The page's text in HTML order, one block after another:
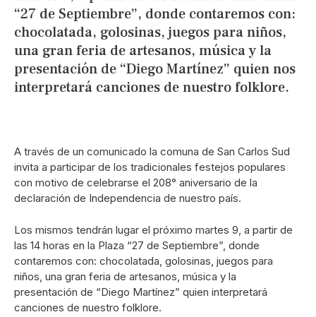
“27 de Septiembre”, donde contaremos con:
chocolatada, golosinas, juegos para niños,
una gran feria de artesanos, música y la
presentación de “Diego Martínez” quien nos
interpretará canciones de nuestro folklore.
A través de un comunicado la comuna de San Carlos Sud
invita a participar de los tradicionales festejos populares
con motivo de celebrarse el 208° aniversario de la
declaración de Independencia de nuestro país.
Los mismos tendrán lugar el próximo martes 9, a partir de
las 14 horas en la Plaza “27 de Septiembre”, donde
contaremos con: chocolatada, golosinas, juegos para
niños, una gran feria de artesanos, música y la
presentación de “Diego Martínez” quien interpretará
canciones de nuestro folklore.